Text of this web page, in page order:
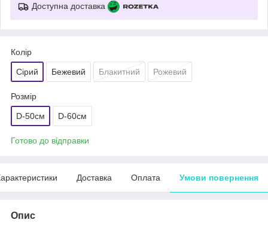
Доступна доставка
Колір
Сірий Бежевий Блакитний Рожевий
Розмір
D-50см D-60см
Готово до відправки
Доставка Оплата Умови повернення
Опис